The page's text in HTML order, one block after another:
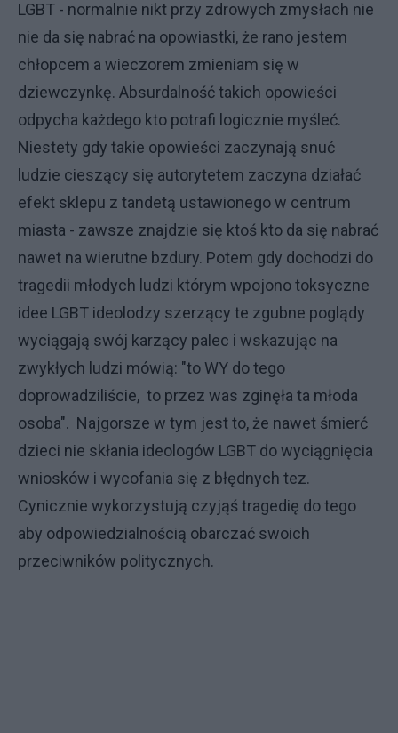
LGBT - normalnie nikt przy zdrowych zmysłach nie
nie da się nabrać na opowiastki, że rano jestem
chłopcem a wieczorem zmieniam się w
dziewczynkę. Absurdalność takich opowieści
odpycha każdego kto potrafi logicznie myśleć.
Niestety gdy takie opowieści zaczynają snuć
ludzie cieszący się autorytetem zaczyna działać
efekt sklepu z tandetą ustawionego w centrum
miasta - zawsze znajdzie się ktoś kto da się nabrać
nawet na wierutne bzdury. Potem gdy dochodzi do
tragedii młodych ludzi którym wpojono toksyczne
idee LGBT ideolodzy szerzący te zgubne poglądy
wyciągają swój karzący palec i wskazując na
zwykłych ludzi mówią: "to WY do tego
doprowadziliście, to przez was zginęła ta młoda
osoba". Najgorsze w tym jest to, że nawet śmierć
dzieci nie skłania ideologów LGBT do wyciągnięcia
wniosków i wycofania się z błędnych tez.
Cynicznie wykorzystują czyjąś tragedię do tego
aby odpowiedzialnością obarczać swoich
przeciwników politycznych.